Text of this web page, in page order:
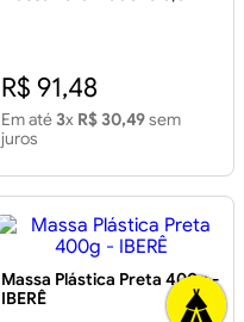
R$ 91,48
Em até 3x R$ 30,49sem
juros
Massa Plástica Preta 400g -
IBERÊ